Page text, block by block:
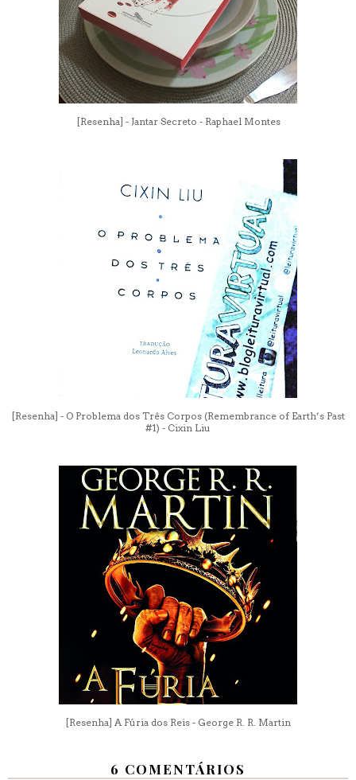
[Resenha] - Jantar Secreto - Raphael Montes
[Resenha] - O Problema dos Três Corpos (Remembrance of Earth’s Past
#1) - Cixin Liu
[Resenha] A Fúria dos Reis - George R. R. Martin
6 COMENTÁRIOS